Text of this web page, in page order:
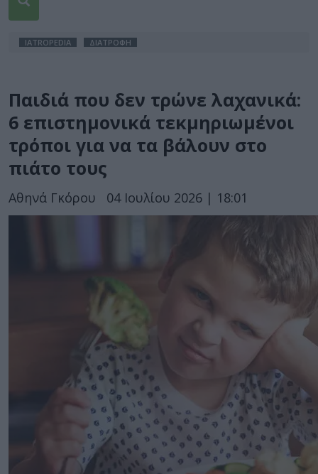
IATROPEDIA ΔΙΑΤΡΟΦΗ
Παιδιά που δεν τρώνε λαχανικά:
6 επιστημονικά τεκμηριωμένοι
τρόποι για να τα βάλουν στο
πιάτο τους
Αθηνά Γκόρου 04 Ιουλίου 2026 | 18:01